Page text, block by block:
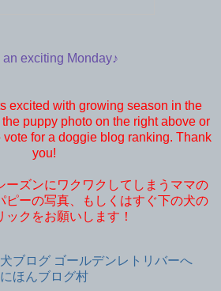
an exciting Monday♪
excited with growing season in the
puppy photo on the right above or
for a doggie blog ranking. Thank
you!
ーズンにワクワクしてしまうママの
ピーの写真、もしくはすぐ下の犬の
ックをお願いします！
にほんブログ村